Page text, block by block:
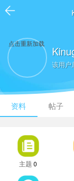
点击重新加载
该用户
资料 帖子
主题 0